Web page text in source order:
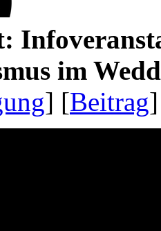
im
] [Beitrag